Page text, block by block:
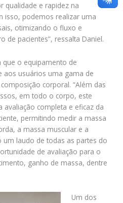
qualidade e rapidez na
isso, podemos realizar uma
otimizando o fluxo e
de pacientes”, ressalta Daniel.
que o equipamento de
aos usuários uma gama de
corporal. “Além das
em todo o corpo, este
completa e eficaz da
permitindo medir a massa
a massa muscular e a
um laudo de todas as partes do
de avaliação para o
ganho de massa, dentre
Um dos